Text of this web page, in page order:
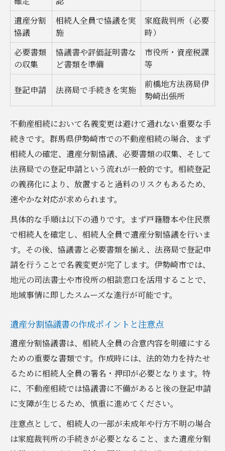
遺産分割
協議
相続人全員で協議を実
施
家庭裁判所（必要
時）
必要書類
の収集
協議書や評価証明書な
ど書類を準備
市役所・資産税課
等
登記申請 法務局で手続きを実施
前橋地方法務局伊
勢崎出張所
不動産相続において名義変更は避けて通れない重要な手
続きです。群馬県伊勢崎市での不動産相続の場合、まず
相続人の確定、遺産分割協議、必要書類の収集、そして
法務局での登記申請という流れが一般的です。相続登記
の義務化により、放置すると過料のリスクもあるため、
速やかな対応が求められます。
具体的な手順は以下の通りです。まず戸籍謄本や住民票
で相続人を確定し、相続人全員で遺産分割協議を行いま
す。その後、協議書と必要書類を揃え、法務局で登記申
請を行うことで名義変更が完了します。伊勢崎市では、
地元の司法書士や市役所の相談窓口を活用することで、
地域事情に即したスムーズな進行が可能です。
遺産分割協議書の作成ポイントと注意点
遺産分割協議書は、相続人全員の合意内容を明確にする
ための重要な書類です。作成時には、法的効力を持たせ
るために相続人全員の署名・押印が必要となります。特
に、不動産相続では協議書に不備があると後の登記申請
に支障が生じるため、慎重に進めてください。
注意点として、相続人の一部が未成年や行方不明の場合
は家庭裁判所の手続きが必要となること、また遺産分割